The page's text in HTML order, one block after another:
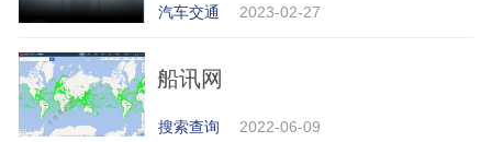
汽车交通 2023-02-27
船讯网
搜索查询 2022-06-09